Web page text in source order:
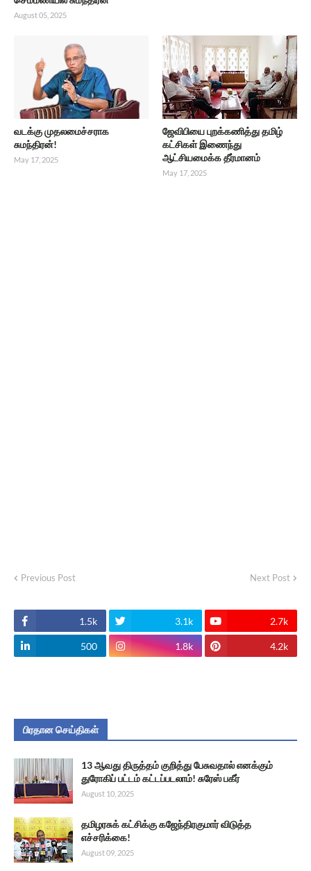
August 05, 2025
வடக்கு முதலமைச்சராக
சுமந்திரன்!
May 17, 2025
ஜேவிபியை புறக்கணித்து தமிழ்
கட்சிகள் இணைந்து
ஆட்சியமைக்க தீர்மானம்
May 17, 2025
Previous Post Next Post
1.5k 3.1k 2.7k
500 1.8k 4.2k
பிரதான செய்திகள்
13 ஆவது திருத்தம் குறித்து பேசுவதால் எனக்கும்
துரோகிப் பட்டம் கட்டப்படலாம்! சுரேஸ் பகீர்
August 10, 2025
தமிழரசுக் கட்சிக்கு கஜேந்திரகுமார் விடுத்த
எச்சரிக்கை!
August 09, 2025